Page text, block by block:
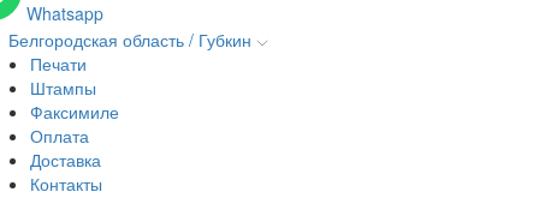
Whatsapp
Белгородская область / Губкин
Печати
Штампы
Факсимиле
Оплата
Доставка
Контакты